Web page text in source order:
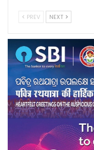
PREV NEXT